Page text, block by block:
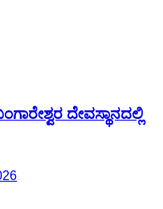
ದೇವಸ್ಥಾನದಲ್ಲಿ